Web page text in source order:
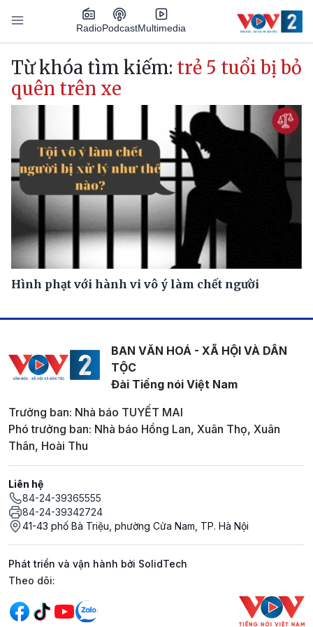
Nhảy đến nội dung
RadioPodcastMultimedia
Main navigation
Từ khóa tìm kiếm: trẻ 5 tuổi bị bỏ
quên trên xe
Hình phạt với hành vi vô ý làm chết người
BAN VĂN HOÁ - XÃ HỘI VÀ DÂN
TỘC
Đài Tiếng nói Việt Nam
Trưởng ban: Nhà báo TUYẾT MAI
Phó trưởng ban: Nhà báo Hồng Lan, Xuân Thọ, Xuân
Thân, Hoài Thu
Liên hệ
84-24-39365555
84-24-39342724
41-43 phố Bà Triệu, phường Cửa Nam, TP. Hà Nội
Phát triển và vận hành bởi SolidTech
Mạng xã hội
Theo dõi: